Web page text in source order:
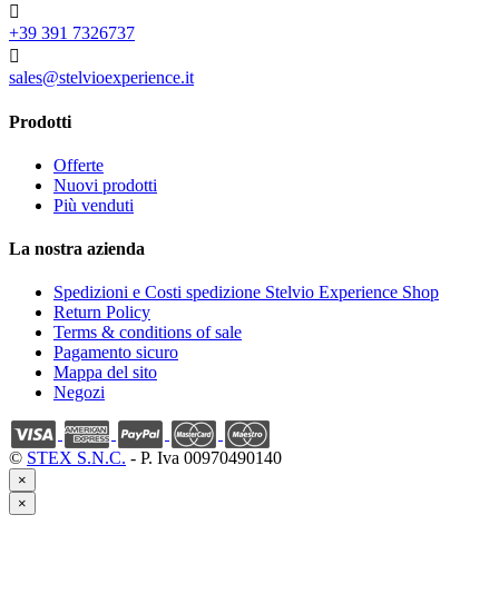

+39 391 7326737

sales@stelvioexperience.it
Prodotti
Offerte
Nuovi prodotti
Più venduti
La nostra azienda
Spedizioni e Costi spedizione Stelvio Experience Shop
Return Policy
Terms & conditions of sale
Pagamento sicuro
Mappa del sito
Negozi
© STEX S.N.C. - P. Iva 00970490140
×
×